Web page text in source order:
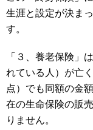
生涯と設定が決ま
す。
「３、養老保険」
れている人）が亡
点）でも同額の金
在の生命保険の販
りません。